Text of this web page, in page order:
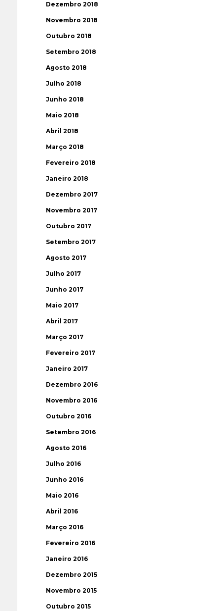
Dezembro 2018
Novembro 2018
Outubro 2018
Setembro 2018
Agosto 2018
Julho 2018
Junho 2018
Maio 2018
Abril 2018
Março 2018
Fevereiro 2018
Janeiro 2018
Dezembro 2017
Novembro 2017
Outubro 2017
Setembro 2017
Agosto 2017
Julho 2017
Junho 2017
Maio 2017
Abril 2017
Março 2017
Fevereiro 2017
Janeiro 2017
Dezembro 2016
Novembro 2016
Outubro 2016
Setembro 2016
Agosto 2016
Julho 2016
Junho 2016
Maio 2016
Abril 2016
Março 2016
Fevereiro 2016
Janeiro 2016
Dezembro 2015
Novembro 2015
Outubro 2015